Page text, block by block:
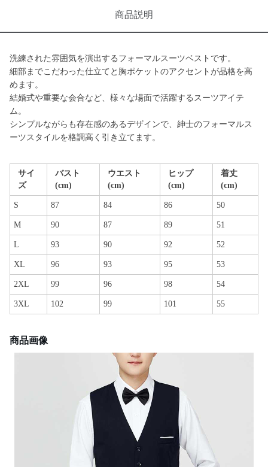
商品説明
洗練された雰囲気を演出するフォーマルスーツベストです。
細部までこだわった仕立てと胸ポケットのアクセントが品格を高
めます。
結婚式や重要な会合など、様々な場面で活躍するスーツアイテ
ム。
シンプルながらも存在感のあるデザインで、紳士のフォーマルス
ーツスタイルを格調高く引き立てます。
サイ
ズ
バスト
(cm)
ウエスト
(cm)
ヒップ
(cm)
着丈
(cm)
S 87 84 86 50
M 90 87 89 51
L 93 90 92 52
XL 96 93 95 53
2XL 99 96 98 54
3XL 102 99 101 55
商品画像